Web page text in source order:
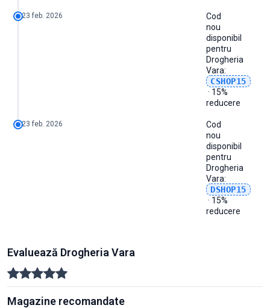
23 feb. 2026
Cod
nou
disponibil
pentru
Drogheria
Vara:
CSHOP15
· 15%
reducere
23 feb. 2026
Cod
nou
disponibil
pentru
Drogheria
Vara:
DSHOP15
· 15%
reducere
Evaluează Drogheria Vara
Magazine recomandate